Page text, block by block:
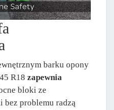
barku opony
R18 zapewnia
bloki ze
bez problemu radzą